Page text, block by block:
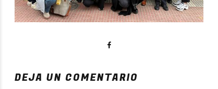
DEJA UN COMENTARIO